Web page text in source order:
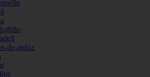
de-ardoz